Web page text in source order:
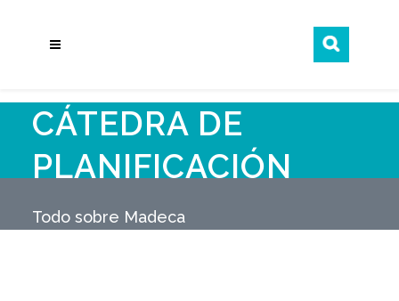
CÁTEDRA DE
PLANIFICACIÓN
ESTRATÉGICA
Todo sobre Madeca